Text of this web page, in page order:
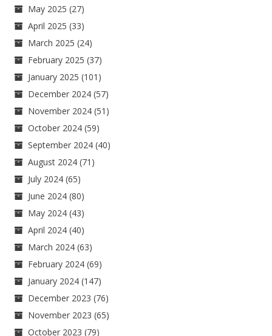
May 2025 (27)
April 2025 (33)
March 2025 (24)
February 2025 (37)
January 2025 (101)
December 2024 (57)
November 2024 (51)
October 2024 (59)
September 2024 (40)
August 2024 (71)
July 2024 (65)
June 2024 (80)
May 2024 (43)
April 2024 (40)
March 2024 (63)
February 2024 (69)
January 2024 (147)
December 2023 (76)
November 2023 (65)
October 2023 (79)